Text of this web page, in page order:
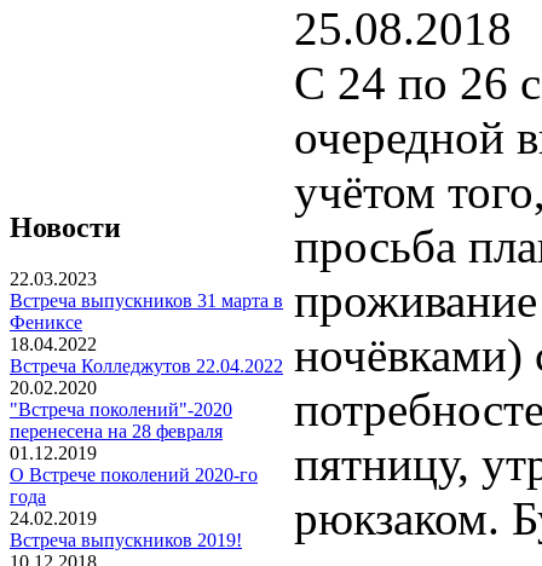
Новости
22.03.2023
Встреча выпускников 31 марта в
Фениксе
18.04.2022
Встреча Колледжутов 22.04.2022
20.02.2020
"Встреча поколений"-2020
перенесена на 28 февраля
01.12.2019
О Встрече поколений 2020-го
года
24.02.2019
Встреча выпускников 2019!
10.12.2018
25.08.2018
C 24 по 26
очередной
учётом
просьба
ночёвками)
пятницу,
рюкзаком.